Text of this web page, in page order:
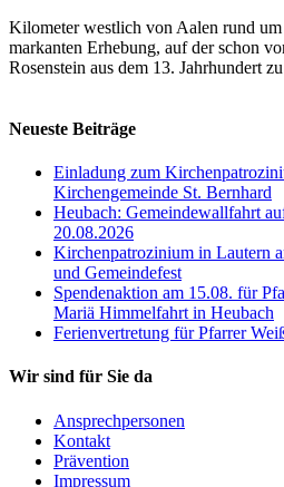
Kilometer westlich von Aalen rund um
markanten Erhebung, auf der schon
Rosenstein aus dem 13. Jahrhundert
Neueste Beiträge
Einladung zum
Kirchengemeinde St. Bernhard
Heubach: Gemeindewallfahrt
20.08.2026
Kirchenpatrozinium in Lautern
und Gemeindefest
Spendenaktion am 15.08. für
Mariä Himmelfahrt in Heubach
Ferienvertretung für Pfarrer
Wir sind für Sie da
Ansprechpersonen
Kontakt
Prävention
Impressum